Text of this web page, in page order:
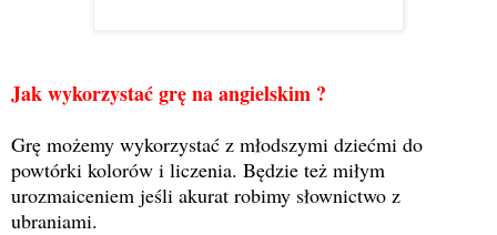
Jak wykorzystać grę na angielskim ?
Grę możemy wykorzystać z młodszymi dziećmi do
powtórki kolorów i liczenia. Będzie też miłym
urozmaiceniem jeśli akurat robimy słownictwo z
ubraniami.